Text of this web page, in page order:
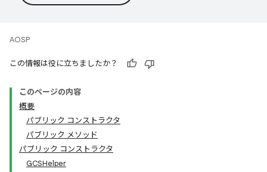
AOSP
この情報は役に立ちましたか？
このページの内容
概要
パブリック コンストラクタ
パブリック メソッド
パブリック コンストラクタ
GCSHelper